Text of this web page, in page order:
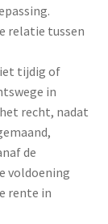
relatie tussen
tijdig of
in
recht, nadat
de
voldoening
rente in